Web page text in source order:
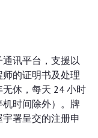
讯平台，支援以
的证明书及处理
休，每天 24 小时
时间除外）。牌
署呈交的注册申